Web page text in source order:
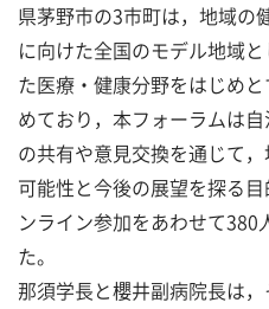
県茅野市の3市町は，地域の
に向けた全国のモデル地域
た医療・健康分野をはじめ
めており，本フォーラムは
の共有や意見交換を通じて
可能性と今後の展望を探る
ンライン参加をあわせて380
た。
那須学長と櫻井副病院長は